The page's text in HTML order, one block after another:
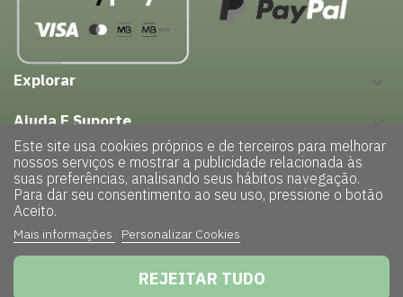
Explorar keyboard_arrow_down
Ajuda E Suporte
Este site usa cookies próprios e de terceiros para melhorar
nossos serviços e mostrar a publicidade relacionada às
suas preferências, analisando seus hábitos navegação.
Para dar seu consentimento ao seu uso, pressione o botão
Aceito.
Mais informações Personalizar Cookies
REJEITAR TUDO
Powered byTRIGÉNIUS |Politica de Privacidade